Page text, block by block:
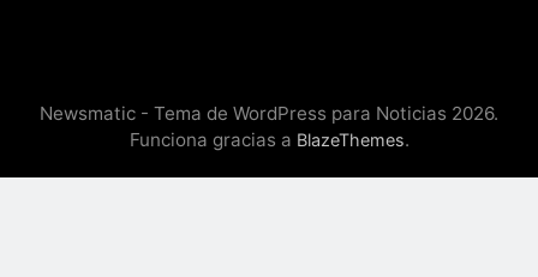
Newsmatic - Tema de WordPress para Noticias 2026.
Funciona gracias a BlazeThemes.